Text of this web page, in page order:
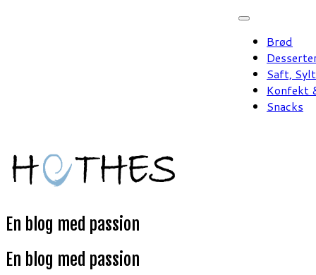
Brød
Saft,
Konfekt
Snacks
En blog med passion
En blog med passion